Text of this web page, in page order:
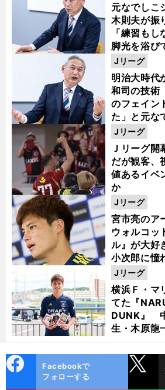
元なでしこ
木則夫が振
「練習も
脚光を浴び
い４年間で
明治大時代
和司の技
のフェイン
た」と元な
督・佐々木
Jリーグ
Ｊリーグ開
だが観客、
値あるイベ
か
Jリーグ
宮市亮のア
ウォルコッ
ル』が大好
小次郎に憧
Jリーグ
横浜Ｆ・マ
てた『
DUNK』
生・木原龍
った
Jリーグ
ok
Facebookで
フォローする